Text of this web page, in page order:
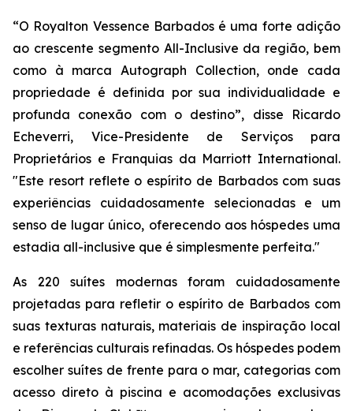
“O Royalton Vessence Barbados é uma forte adição
ao crescente segmento All-Inclusive da região, bem
como à marca Autograph Collection, onde cada
propriedade é definida por sua individualidade e
profunda conexão com o destino”, disse Ricardo
Echeverri, Vice-Presidente de Serviços para
Proprietários e Franquias da Marriott International.
"Este resort reflete o espírito de Barbados com suas
experiências cuidadosamente selecionadas e um
senso de lugar único, oferecendo aos hóspedes uma
estadia all-inclusive que é simplesmente perfeita."
As 220 suítes modernas foram cuidadosamente
projetadas para refletir o espírito de Barbados com
suas texturas naturais, materiais de inspiração local
e referências culturais refinadas. Os hóspedes podem
escolher suítes de frente para o mar, categorias com
acesso direto à piscina e acomodações exclusivas